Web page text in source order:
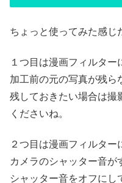
ちょっと使ってみた感じ
１つ目は漫画フィルター
加工前の元の写真が残ら
残しておきたい場合は撮
くださいね。
２つ目は漫画フィルター
カメラのシャッター音が
シャッター音をオフにし